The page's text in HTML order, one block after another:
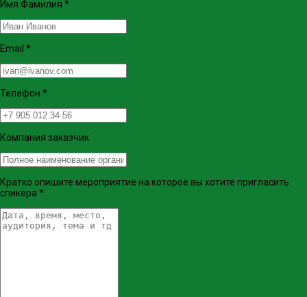
Имя Фамилия *
Email *
Телефон *
Компания заказчик
Кратко опишите мероприятие на которое вы хотите пригласить
спикера *